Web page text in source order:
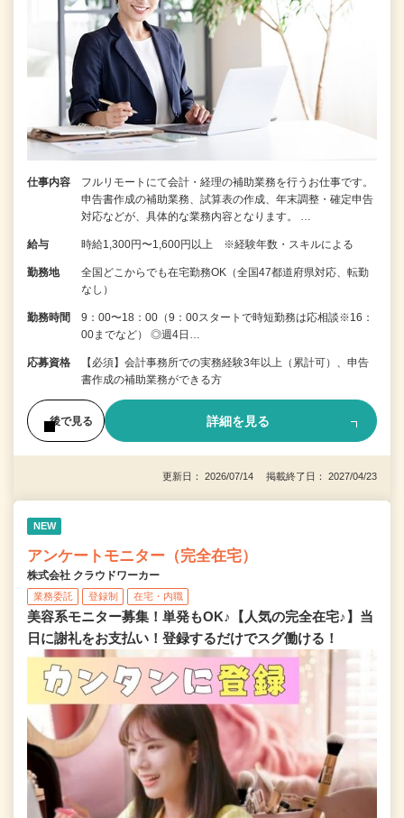
仕事内容
フルリモートにて会計・経理の補助業務を行うお仕事です。
申告書作成の補助業務、試算表の作成、年末調整・確定申告
対応などが、具体的な業務内容となります。 …
給与 時給1,300円〜1,600円以上 ※経験年数・スキルによる
勤務地
全国どこからでも在宅勤務OK（全国47都道府県対応、転勤
なし）
勤務時間
9：00〜18：00（9：00スタートで時短勤務は応相談※16：
00までなど） ◎週4日…
応募資格
【必須】会計事務所での実務経験3年以上（累計可）、申告
書作成の補助業務ができる方
後で見る 詳細を見る
更新日： 2026/07/14 掲載終了日： 2027/04/23
NEW
アンケートモニター（完全在宅）
株式会社 クラウドワーカー
業務委託 登録制 在宅・内職
美容系モニター募集！単発もOK♪【人気の完全在宅♪】当
日に謝礼をお支払い！登録するだけでスグ働ける！